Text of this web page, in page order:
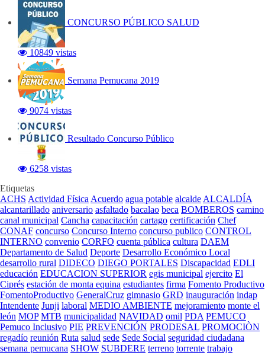
CONCURSO PÚBLICO SALUD
10849 vistas
Semana Pemucana 2019
9074 vistas
Resultado Concurso Público
6258 vistas
Etiquetas
ACHS Actividad Física Acuerdo agua potable alcalde ALCALDÍA
alcantarillado aniversario asfaltado bacalao beca BOMBEROS camino
canal municipal Cancha capacitación cartago certificación Chef
CONAF concurso Concurso Interno concurso publico CONTROL
INTERNO convenio CORFO cuenta pública cultura DAEM
Departamento de Salud Deporte Desarrollo Económico Local
desarrollo rural DIDECO DIEGO PORTALES Discapacidad EDLI
educación EDUCACION SUPERIOR egis municipal ejercito El
Ciprés estación de monta equina estudiantes firma Fomento Productivo
FomentoProductivo GeneralCruz gimnasio GRD inauguración indap
Intendente Junji laboral MEDIO AMBIENTE mejoramiento monte el
león MOP MTB municipalidad NAVIDAD omil PDA PEMUCO
Pemuco Inclusivo PIE PREVENCIÓN PRODESAL PROMOCIÒN
regadío reunión Ruta salud sede Sede Social seguridad ciudadana
semana pemucana SHOW SUBDERE terreno torrente trabajo